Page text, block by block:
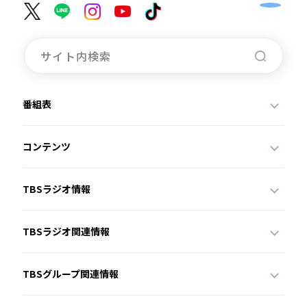
番組表
コンテンツ
TBSラジオ情報
TBSラジオ関連情報
TBSグループ関連情報